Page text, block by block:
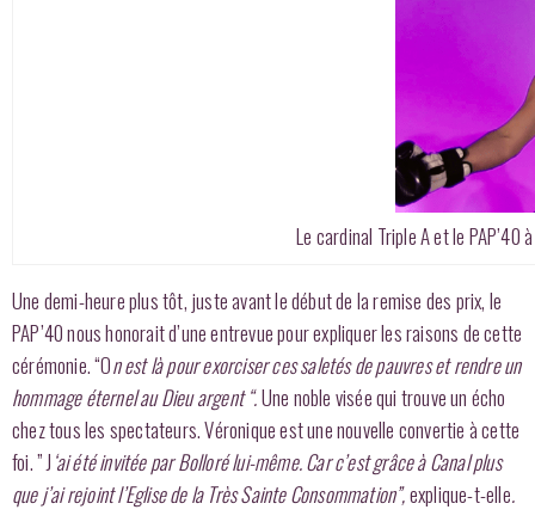
Le cardinal Triple A et le
Une demi-heure plus tôt, juste avant le début de la remise des prix, le
PAP’40 nous honorait d’une entrevue pour expliquer les raisons de cette
cérémonie. “On est là pour exorciser ces saletés de pauvres et rendre un
hommage éternel au Dieu argent “.Une noble visée qui trouve un écho
chez tous les spectateurs. Véronique est une nouvelle convertie à cette
foi. ” J ‘ai été invitée par Bolloré lui-même. Car c’est grâce à Canal plus
que j’ai rejoint l’Eglise de la Très Sainte Consommation”,explique-t-elle.